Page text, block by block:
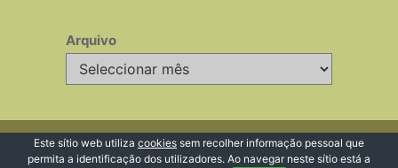
Arquivo
Arquivo
© 2026 Receitas de Cozinha
Voltar ao Topo ↑
Este sítio web utiliza cookies sem recolher informação pessoal que
permita a identificação dos utilizadores. Ao navegar neste sítio está a